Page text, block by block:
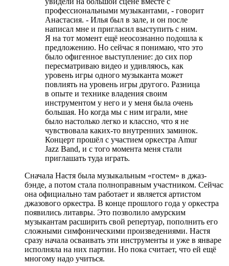
профессиональными музыкантами, - говорит
Анастасия. - Илья был в зале, и он после
написал мне и пригласил выступить с ним.
Я на тот момент ещё неосознанно подошла к
предложению. Но сейчас я понимаю, что это
было офигенное выступление: до сих пор
пересматриваю видео и удивляюсь, как
уровень игры одного музыканта может
повлиять на уровень игры другого. Разница
в опыте и технике владения своим
инструментом у него и у меня была очень
большая. Но когда мы с ним играли, мне
было настолько легко и классно, что я не
чувствовала каких-то внутренних заминок.
Концерт прошёл с участием оркестра Amur
Jazz Band, и с того момента меня стали
приглашать туда играть.
Сначала Настя была музыкальным «гостем» в джаз-
бэнде, а потом стала полноправным участником. Сейчас
она официально там работает и является артистом
джазового оркестра. В конце прошлого года у оркестра
появились литавры. Это позволило амурским
музыкантам расширить свой репертуар, пополнить его
сложными симфоническими произведениями. Настя
сразу начала осваивать эти инструменты и уже в январе
исполняла на них партии. Но пока считает, что ей ещё
многому надо учиться.